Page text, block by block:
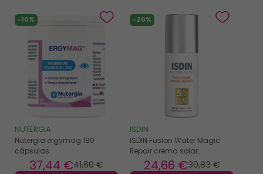
-10%
NUTERGIA
Nutergia ergymag 180
cápsulas
41,60 €
37,44 €
-20%
ISDIN
ISDIN Fusion Water Magic
Repair crema solar
antiedad SPF50 - 50ml
30,83 €
24,66 €